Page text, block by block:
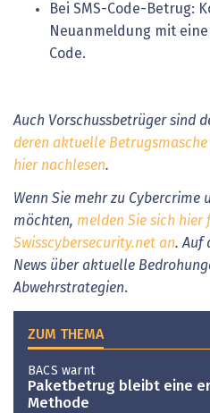
Bei SMS-Code-Betrug:
Neuanmeldung mit
Code.
Auch Vorschussbetrüger sind
deren aktuelle
hier nachlesen.
Wenn Sie mehr zu Cybercrime
möchten, melden Sie sich hier
Swisscybersecurity.net an. Auf
News über aktuelle
Abwehrstrategien.
ZUM THEMA
BACS warnt
Paketbetrug bleibt eine
Methode